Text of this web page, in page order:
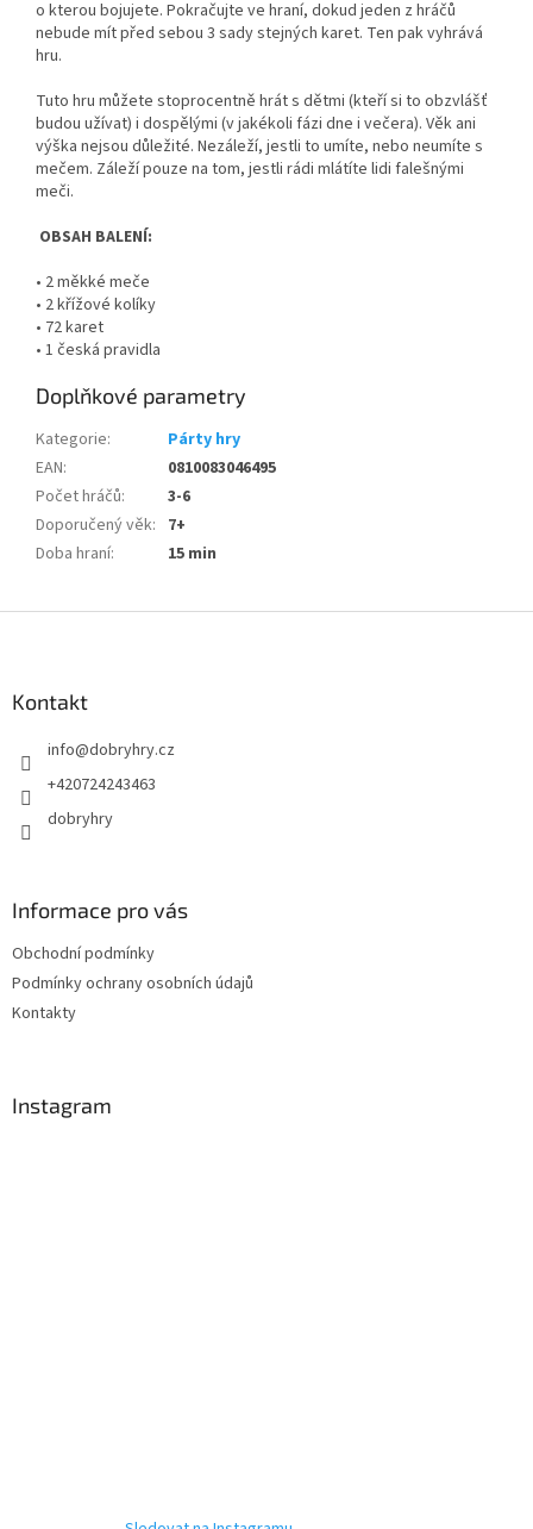
o kterou bojujete. Pokračujte ve hraní, dokud jeden z hráčů
nebude mít před sebou 3 sady stejných karet. Ten pak vyhrává
hru.
Tuto hru můžete stoprocentně hrát s dětmi (kteří si to obzvlášť
budou užívat) i dospělými (v jakékoli fázi dne i večera). Věk ani
výška nejsou důležité. Nezáleží, jestli to umíte, nebo neumíte s
mečem. Záleží pouze na tom, jestli rádi mlátíte lidi falešnými
meči.
OBSAH BALENÍ:
• 2 měkké meče
• 2 křížové kolíky
• 72 karet
• 1 česká pravidla
Doplňkové parametry
Kategorie:
Párty hry
EAN:
0810083046495
Počet hráčů:
3-6
Doporučený věk: 7+
Doba hraní: 15 min
Kontakt
info@dobryhry.cz
+420724243463
dobryhry
Informace pro vás
Obchodní podmínky
Podmínky ochrany osobních údajů
Kontakty
Instagram